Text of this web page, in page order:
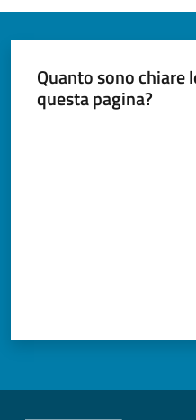
Quanto sono chiare
questa pagina?